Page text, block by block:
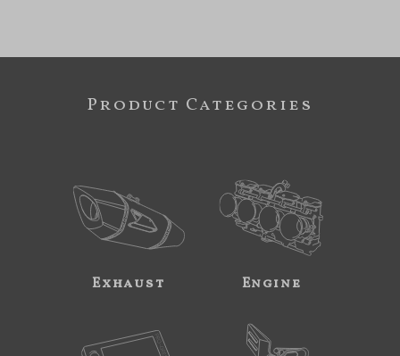
Product Categories
Exhaust Engine